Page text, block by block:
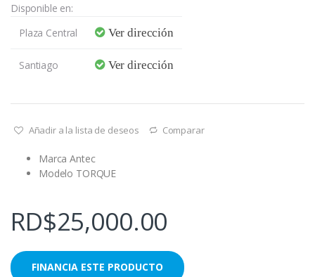
Disponible en:
Plaza Central
Ver dirección
Santiago Ver dirección
Añadir a la lista de deseos Comparar
Marca Antec
Modelo TORQUE
RD$25,000.00